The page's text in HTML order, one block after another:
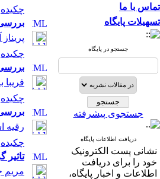
تماس با ما
تسهیلات پایگاه
جستجو در پایگاه
جستجوی پیشرفته
دریافت اطلاعات پایگاه
نشانی پست الکترونیک
خود را برای دریافت
اطلاعات و اخبار پایگاه،
چکیده
چکیده
فریبا
چکیده
رقیه
چکیده
مریم